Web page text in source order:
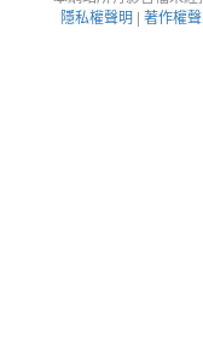
隱私權聲明 | 著作權